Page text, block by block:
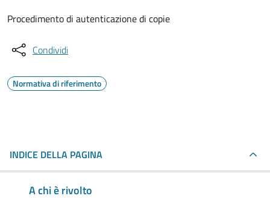
Procedimento di autenticazione di copie
Condividi
Normativa di riferimento
INDICE DELLA PAGINA
A chi è rivolto